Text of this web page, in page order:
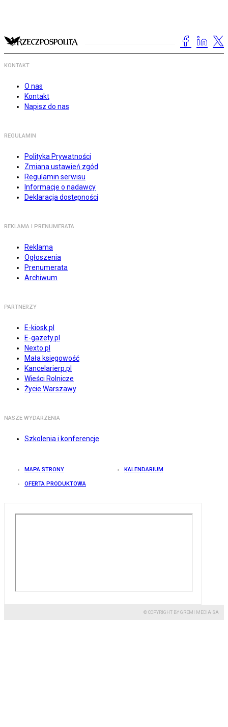
KONTAKT
O nas
Kontakt
Napisz do nas
REGULAMIN
Polityka Prywatności
Zmiana ustawień zgód
Regulamin serwisu
Informacje o nadawcy
Deklaracja dostępności
REKLAMA I PRENUMERATA
Reklama
Ogłoszenia
Prenumerata
Archiwum
PARTNERZY
E-kiosk.pl
E-gazety.pl
Nexto.pl
Mała księgowość
Kancelarierp.pl
Wieści Rolnicze
Życie Warszawy
NASZE WYDARZENIA
Szkolenia i konferencje
MAPA STRONY KALENDARIUM
OFERTA PRODUKTOWA
© COPYRIGHT BY GREMI MEDIA SA